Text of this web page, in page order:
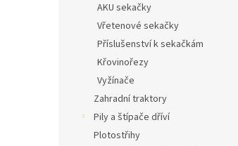
AKU sekačky
Vřetenové sekačky
Příslušenství k sekačkám
Křovinořezy
Vyžínače
Zahradní traktory
Pily a štípače dříví
Plotostřihy